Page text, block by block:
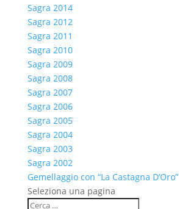
Sagra 2014
Sagra 2012
Sagra 2011
Sagra 2010
Sagra 2009
Sagra 2008
Sagra 2007
Sagra 2006
Sagra 2005
Sagra 2004
Sagra 2003
Sagra 2002
Gemellaggio con “La Castagna D’Oro”
Seleziona una pagina